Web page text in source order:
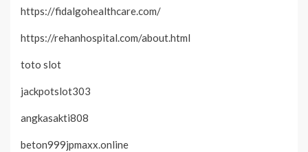
https://fidalgohealthcare.com/
https://rehanhospital.com/about.html
toto slot
jackpotslot303
angkasakti808
beton999jpmaxx.online